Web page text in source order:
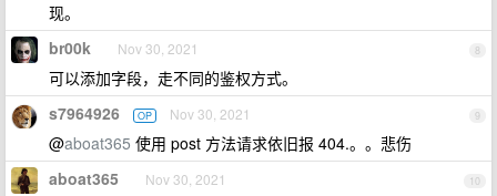
现。
8
br00k Nov 30, 2021
可以添加字段，走不同的鉴权方式。
9
s7964926 OP Nov 30, 2021
@aboat365 使用 post 方法请求依旧报 404.。。悲伤
10
aboat365 Nov 30, 2021